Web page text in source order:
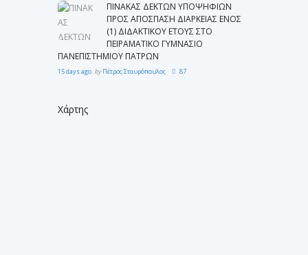
ΠΙΝΑΚΑΣ ΔΕΚΤΩΝ ΥΠΟΨΗΦΙΩΝ
ΠΡΟΣ ΑΠΟΣΠΑΣΗ ΔΙΑΡΚΕΙΑΣ ΕΝΟΣ
(1) ΔΙΔΑΚΤΙΚΟΥ ΕΤΟΥΣ ΣΤΟ
ΠΕΙΡΑΜΑΤΙΚΟ ΓΥΜΝΑΣΙΟ
ΠΑΝΕΠΙΣΤΗΜΙΟΥ ΠΑΤΡΩΝ
15 days ago byΠέτρος Σταυρόπουλος 87
Χάρτης